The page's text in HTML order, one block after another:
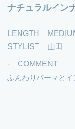
ナチュラルイン
LENGTH
STYLIST 山田
- COMMENT
ふんわりパーマと